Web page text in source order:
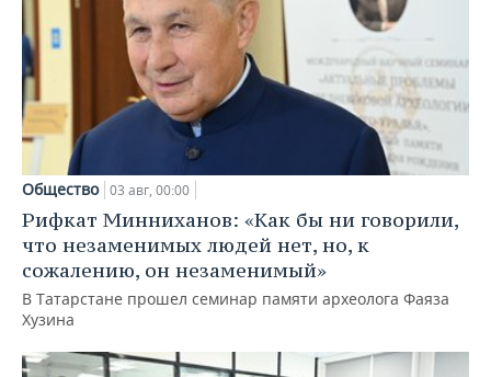
Общество 03 авг, 00:00
Рифкат Минниханов: «Как бы ни говорили,
что незаменимых людей нет, но, к
сожалению, он незаменимый»
В Татарстане прошел семинар памяти археолога Фаяза
Хузина